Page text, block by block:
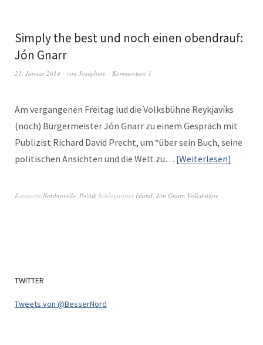
Simply the best und noch einen obendrauf:
Jón Gnarr
21. Januar 2014 von Josephine Kommentare 1
Am ver­gan­genen Fre­itag lud die Volks­bühne Reyk­javíks
(noch) Bürg­er­meis­ter Jón Gnarr zu einem Gespräch mit
Pub­lizist Richard David Precht, um “über sein Buch, seine
poli­tis­chen Ansicht­en und die Welt zu… Weit­er­lesen
Kategorie Nordnovelle Politik Schlagwörter Island Jón Gnarr, Volksbühne
TWITTER
Tweets von @BesserNord